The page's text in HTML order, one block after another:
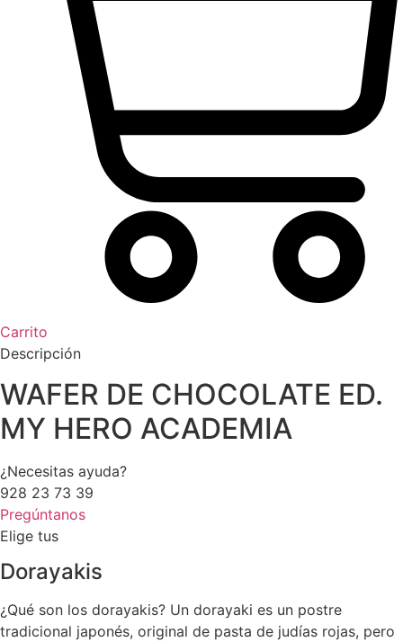
Carrito
Descripción
WAFER DE CHOCOLATE ED.
MY HERO ACADEMIA
¿Necesitas ayuda?
928 23 73 39
Pregúntanos
Elige tus
Dorayakis
¿Qué son los dorayakis? Un dorayaki es un postre
tradicional japonés, original de pasta de judías rojas, pero